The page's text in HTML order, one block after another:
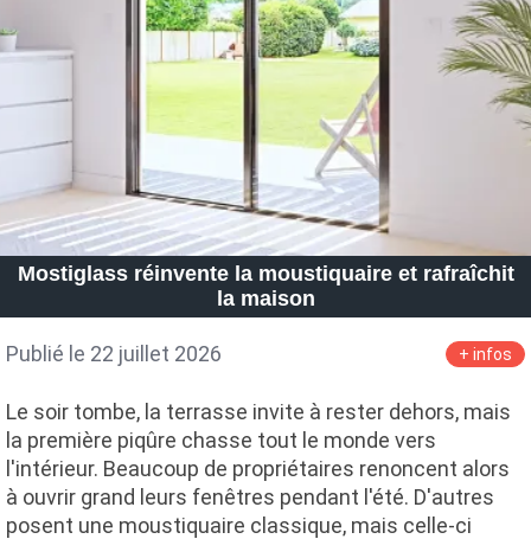
Mostiglass réinvente la moustiquaire et rafraîchit
la maison
Publié le 22 juillet 2026 + infos
Le soir tombe, la terrasse invite à rester dehors, mais
la première piqûre chasse tout le monde vers
l'intérieur. Beaucoup de propriétaires renoncent alors
à ouvrir grand leurs fenêtres pendant l'été. D'autres
posent une moustiquaire classique, mais celle-ci